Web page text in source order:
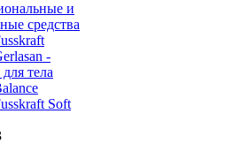
и
средства
-
тела
Soft